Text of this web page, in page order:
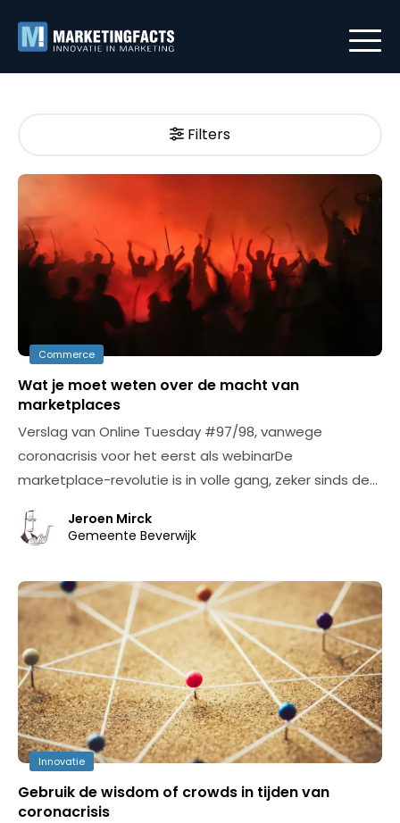
Filters
Commerce
Wat je moet weten over de macht van
marketplaces
Verslag van Online Tuesday #97/98, vanwege
coronacrisis voor het eerst als webinarDe
marketplace-revolutie is in volle gang, zeker sinds de…
Jeroen Mirck
Gemeente Beverwijk
Innovatie
Gebruik de wisdom of crowds in tijden van
coronacrisis